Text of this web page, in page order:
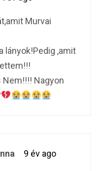
Murvai
lányok!Pedig ,amit
Nem!!!! Nagyon
9 év ago